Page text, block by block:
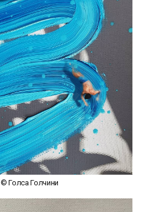
© Голса Голчини